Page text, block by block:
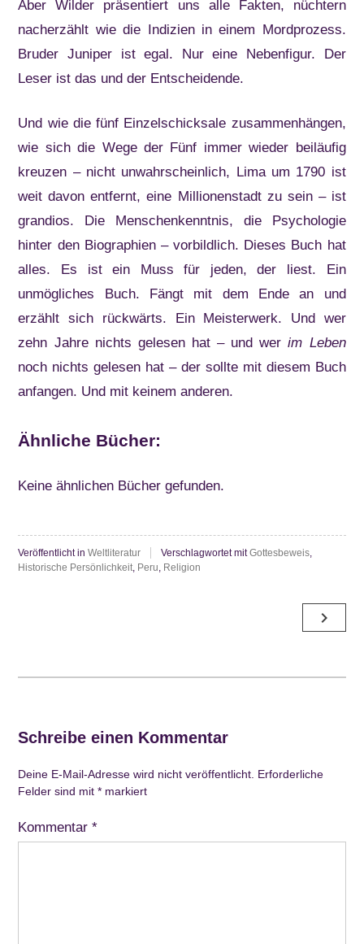
Aber Wilder präsentiert uns alle Fakten, nüchtern
nacherzählt wie die Indizien in einem Mordprozess.
Bruder Juniper ist egal. Nur eine Nebenfigur. Der
Leser ist das und der Entscheidende.
Und wie die fünf Einzelschicksale zusammenhängen,
wie sich die Wege der Fünf immer wieder beiläufig
kreuzen – nicht unwahrscheinlich, Lima um 1790 ist
weit davon entfernt, eine Millionenstadt zu sein – ist
grandios. Die Menschenkenntnis, die Psychologie
hinter den Biographien – vorbildlich. Dieses Buch hat
alles. Es ist ein Muss für jeden, der liest. Ein
unmögliches Buch. Fängt mit dem Ende an und
erzählt sich rückwärts. Ein Meisterwerk. Und wer
zehn Jahre nichts gelesen hat – und werim Leben
noch nichts gelesen hat – der sollte mit diesem Buch
anfangen. Und mit keinem anderen.
Ähnliche Bücher:
Keine ähnlichen Bücher gefunden.
Veröffentlicht inWeltliteratur Verschlagwortet mitGottesbeweis,
Historische Persönlichkeit, Peru, Religion
navigate_next
Schreibe einen Kommentar
Deine E-Mail-Adresse wird nicht veröffentlicht. Erforderliche
Felder sind mit* markiert
Kommentar*